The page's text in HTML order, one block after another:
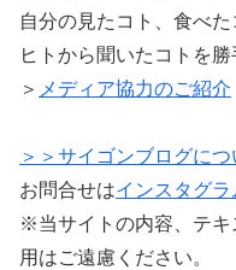
自分の見たコト、食べ
ヒトから聞いたコトを
＞ メディア協力のご紹介
＞＞サイゴンブログにつ
お問合せはインスタグラ
※当サイトの内容、テキ
用はご遠慮ください。